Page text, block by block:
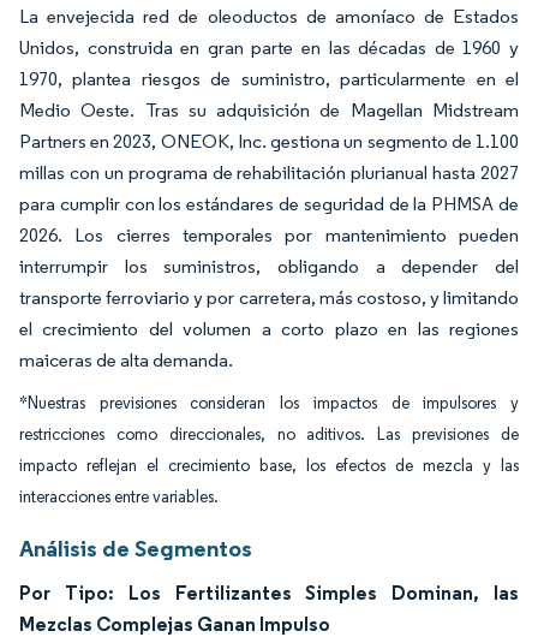
La envejecida red de oleoductos de amoníaco de Estados
Unidos, construida en gran parte en las décadas de 1960 y
1970, plantea riesgos de suministro, particularmente en el
Medio Oeste. Tras su adquisición de Magellan Midstream
Partners en 2023, ONEOK, Inc. gestiona un segmento de 1.100
millas con un programa de rehabilitación plurianual hasta 2027
para cumplir con los estándares de seguridad de la PHMSA de
2026. Los cierres temporales por mantenimiento pueden
interrumpir los suministros, obligando a depender del
transporte ferroviario y por carretera, más costoso, y limitando
el crecimiento del volumen a corto plazo en las regiones
maiceras de alta demanda.
*Nuestras previsiones consideran los impactos de impulsores y
restricciones como direccionales, no aditivos. Las previsiones de
impacto reflejan el crecimiento base, los efectos de mezcla y las
interacciones entre variables.
Análisis de Segmentos
Por Tipo: Los Fertilizantes Simples Dominan, las
Mezclas Complejas Ganan Impulso